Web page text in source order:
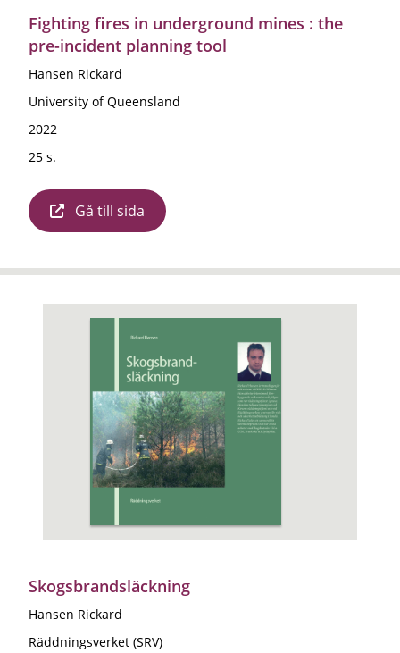
Fighting fires in underground mines : the
pre-incident planning tool
Hansen Rickard
University of Queensland
2022
25 s.
Gå till sida
Skogsbrandsläckning
Hansen Rickard
Räddningsverket (SRV)